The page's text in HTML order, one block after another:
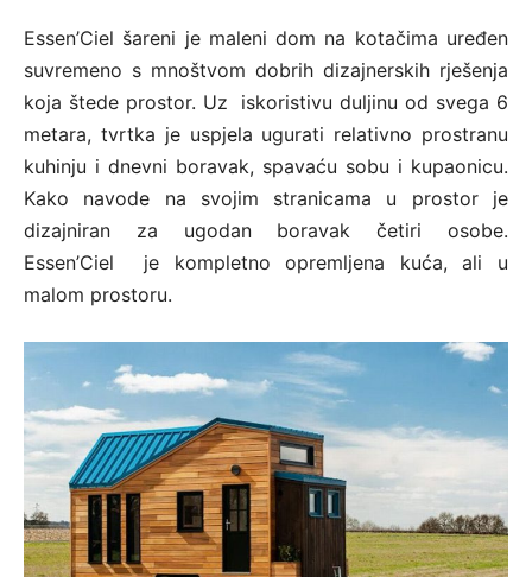
Essen’Ciel šareni je maleni dom na kotačima uređen
suvremeno s mnoštvom dobrih dizajnerskih rješenja
koja štede prostor. Uz iskoristivu duljinu od svega 6
metara, tvrtka je uspjela ugurati relativno prostranu
kuhinju i dnevni boravak, spavaću sobu i kupaonicu.
Kako navode na svojim stranicama u prostor je
dizajniran za ugodan boravak četiri osobe.
Essen’Ciel je kompletno opremljena kuća, ali u
malom prostoru.